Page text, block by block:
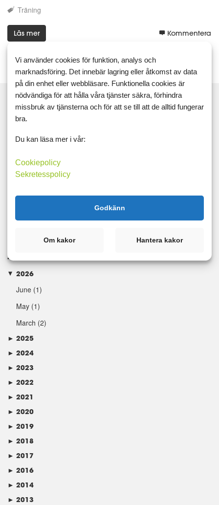
Träning
Läs mer Kommentera
Träning unna sig
Arkiv
► 2026
June (1)
May (1)
March (2)
► 2025
► 2024
► 2023
► 2022
► 2021
► 2020
► 2019
► 2018
► 2017
► 2016
► 2014
► 2013
Vi använder cookies för funktion, analys och
marknadsföring. Det innebär lagring eller åtkomst av data
på din enhet eller webbläsare. Funktionella cookies är
nödvändiga för att hålla våra tjänster säkra, förhindra
missbruk av tjänsterna och för att se till att de alltid fungerar
bra.
Du kan läsa mer i vår:
Cookiepolicy
Sekretesspolicy
Godkänn
Om kakor Hantera kakor